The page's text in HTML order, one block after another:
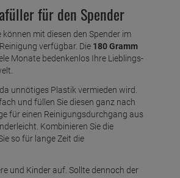
für den Spender
mit diesen den Spender im
verfügbar. Die 180 Gramm
Monate bedenkenlos Ihre Lieblings-
unnötiges Plastik vermieden wird.
und füllen Sie diesen ganz nach
für einen Reinigungsdurchgang aus
Kombinieren Sie die
so für lange Zeit die
und Kinder auf. Sollte dennoch der